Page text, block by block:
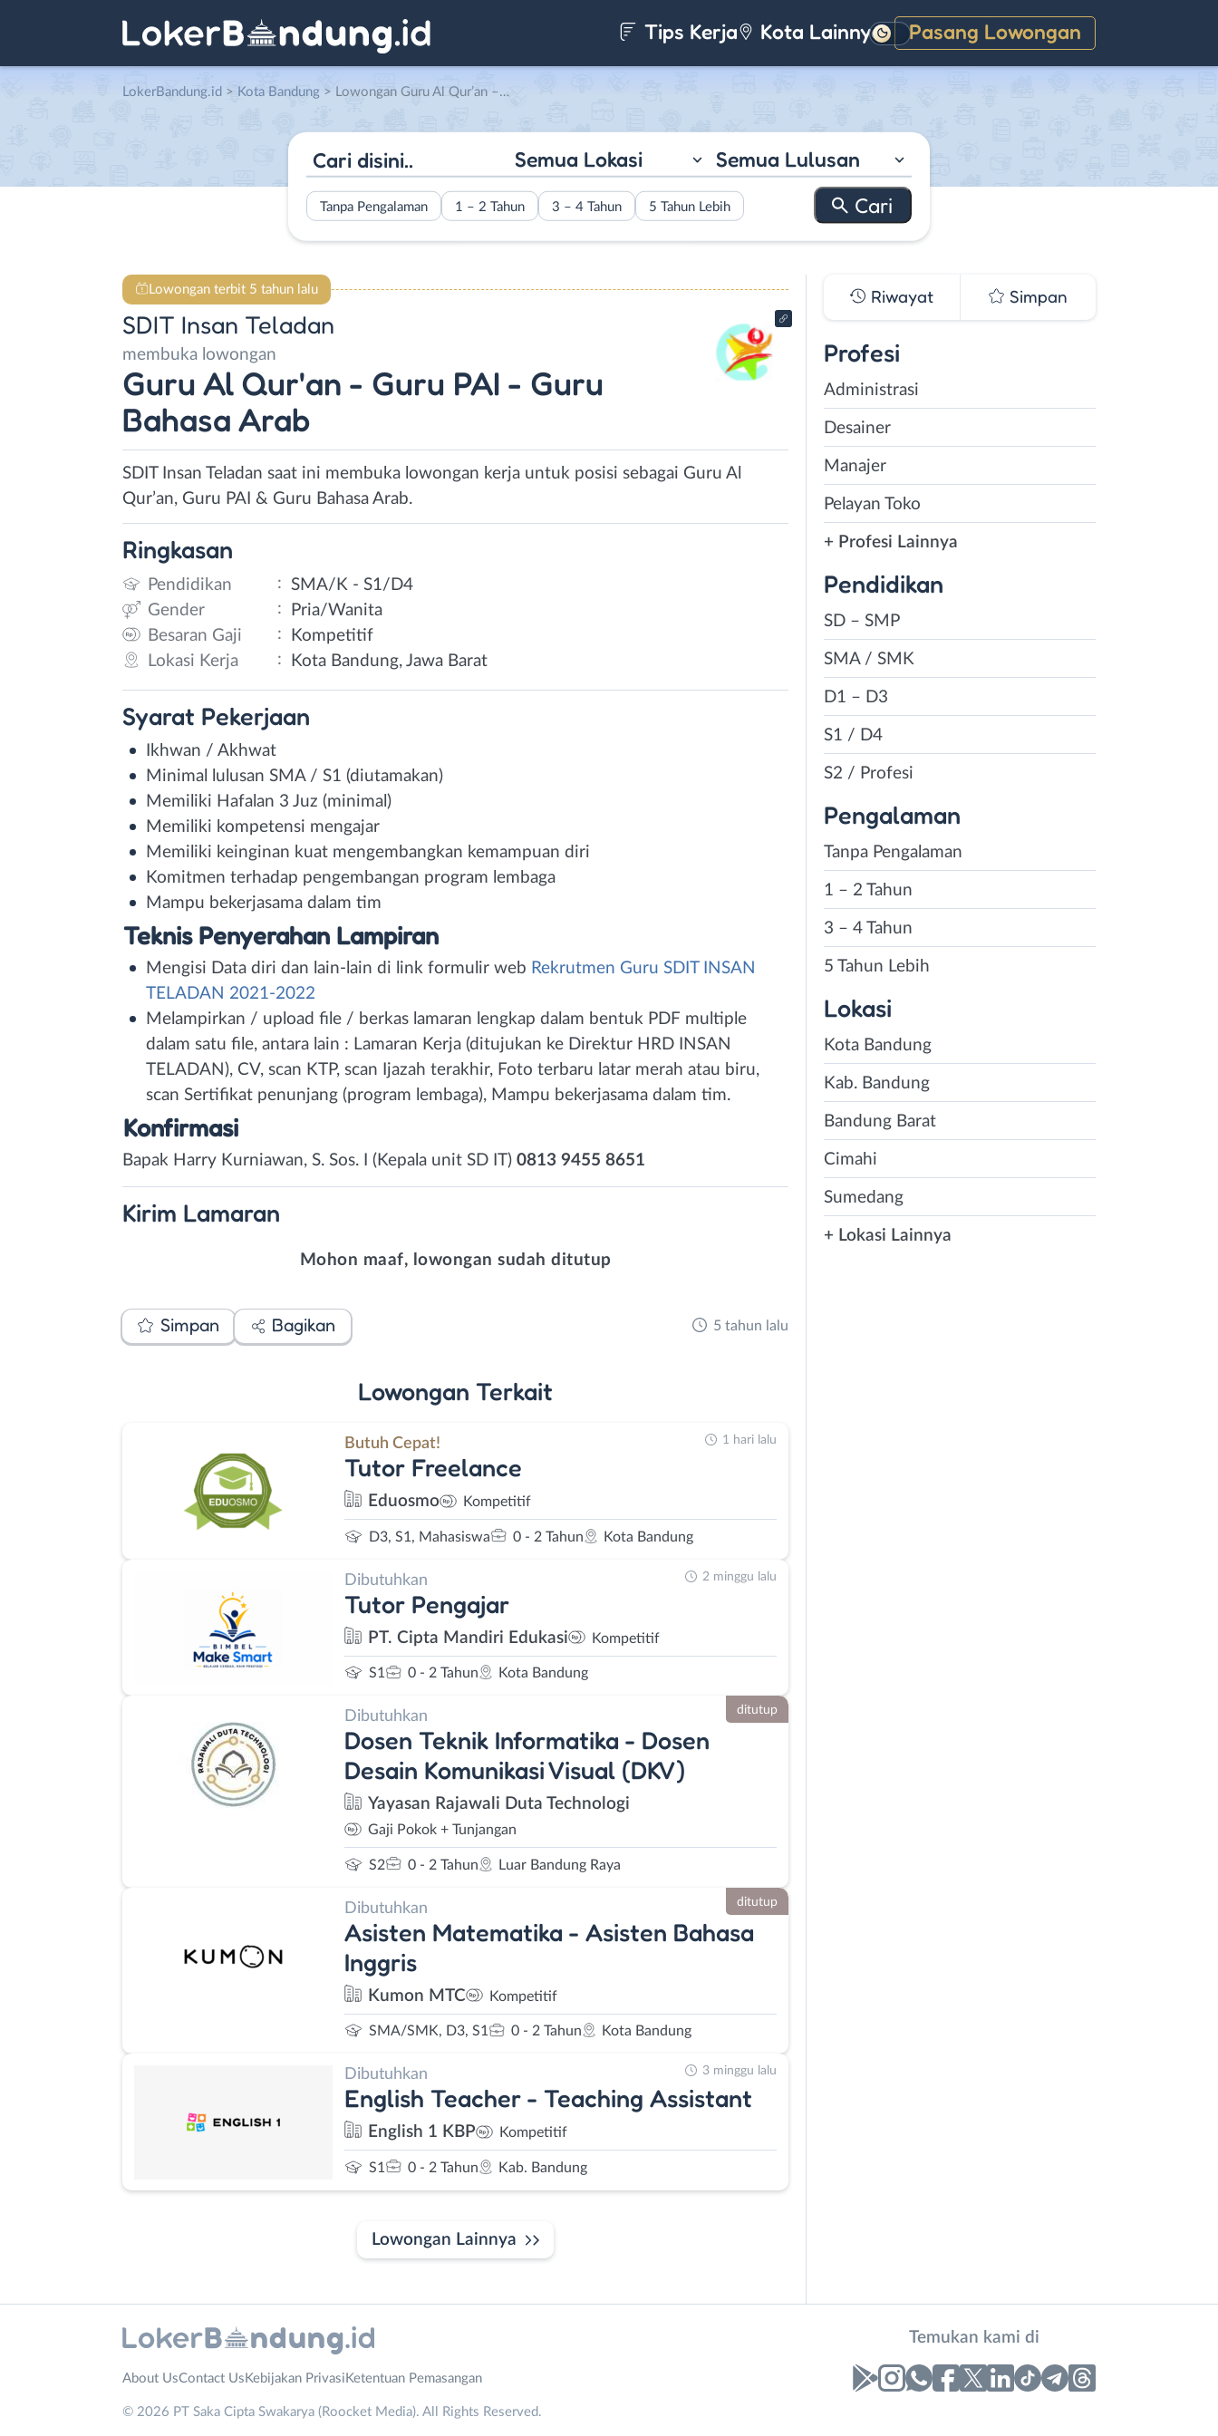
Tips Kerja Kota Lainnya Pasang Lowongan
Gelap
LokerBandung.id > Kota Bandung > Lowongan Guru Al Qur’an – Guru PAI – Guru Bahasa Arab di SDIT Insan Teladan
Semua Lokasi Semua Lulusan
Tanpa Pengalaman 1 – 2 Tahun 3 – 4 Tahun 5 Tahun Lebih
Lowongan terbit 5 tahun lalu
SDIT Insan Teladan
membuka lowongan
Guru Al Qur'an - Guru PAI - Guru
Bahasa Arab
SDIT Insan Teladan saat ini membuka lowongan kerja untuk posisi sebagai Guru Al
Qur’an, Guru PAI & Guru Bahasa Arab.
Ringkasan
Pendidikan : SMA/K - S1/D4
Gender
:
Pria/Wanita
Besaran Gaji
:
Kompetitif
Lokasi Kerja
: Kota Bandung, Jawa Barat
Syarat Pekerjaan
Ikhwan / Akhwat
Minimal lulusan SMA / S1 (diutamakan)
Memiliki Hafalan 3 Juz (minimal)
Memiliki kompetensi mengajar
Memiliki keinginan kuat mengembangkan kemampuan diri
Komitmen terhadap pengembangan program lembaga
Mampu bekerjasama dalam tim
Teknis Penyerahan Lampiran
Mengisi Data diri dan lain-lain di link formulir web Rekrutmen Guru SDIT INSAN
TELADAN 2021-2022
Melampirkan / upload file / berkas lamaran lengkap dalam bentuk PDF multiple
dalam satu file, antara lain : Lamaran Kerja (ditujukan ke Direktur HRD INSAN
TELADAN), CV, scan KTP, scan Ijazah terakhir, Foto terbaru latar merah atau biru,
scan Sertifikat penunjang (program lembaga), Mampu bekerjasama dalam tim.
Konfirmasi
Bapak Harry Kurniawan, S. Sos. I (Kepala unit SD IT) 0813 9455 8651
Kirim Lamaran
Mohon maaf, lowongan sudah ditutup
Simpan Bagikan 5 tahun lalu
Lowongan Terkait
Butuh Cepat!
Tutor Freelance
Eduosmo Kompetitif
D3, S1, Mahasiswa 0 - 2 Tahun Kota Bandung
1 hari lalu
Dibutuhkan
Tutor Pengajar
PT. Cipta Mandiri Edukasi Kompetitif
S1 0 - 2 Tahun Kota Bandung
2 minggu lalu
Dibutuhkan
Dosen Teknik Informatika - Dosen
Desain Komunikasi Visual (DKV)
Yayasan Rajawali Duta Technologi
Gaji Pokok + Tunjangan
S2 0 - 2 Tahun Luar Bandung Raya
ditutup
Dibutuhkan
Asisten Matematika - Asisten Bahasa
Inggris
Kumon MTC Kompetitif
SMA/SMK, D3, S1 0 - 2 Tahun Kota Bandung
ditutup
Dibutuhkan
English Teacher - Teaching Assistant
English 1 KBP Kompetitif
S1 0 - 2 Tahun Kab. Bandung
3 minggu lalu
Lowongan Lainnya
Riwayat Simpan
Profesi
Administrasi
Desainer
Manajer
Pelayan Toko
+ Profesi Lainnya
Pendidikan
SD – SMP
SMA / SMK
D1 – D3
S1 / D4
S2 / Profesi
Pengalaman
Tanpa Pengalaman
1 – 2 Tahun
3 – 4 Tahun
5 Tahun Lebih
Lokasi
Kota Bandung
Kab. Bandung
Bandung Barat
Cimahi
Sumedang
+ Lokasi Lainnya
About UsContact Us Kebijakan Privasi Ketentuan Pemasangan
Temukan kami di
© 2026 PT Saka Cipta Swakarya (Roocket Media). All Rights Reserved.